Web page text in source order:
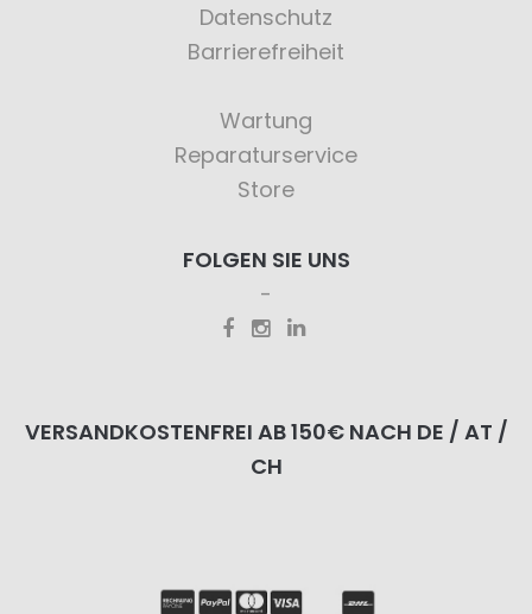
Datenschutz
Barrierefreiheit
Wartung
Reparaturservice
Store
FOLGEN SIE UNS
VERSANDKOSTENFREI AB 150€ NACH DE / AT /
CH